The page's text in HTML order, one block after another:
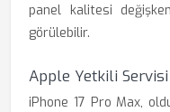
panel kalitesi
görülebilir.
Apple Yetkili
iPhone 17 Pro Max,